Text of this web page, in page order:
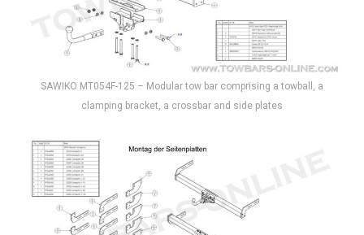
SAWIKO MT054F-125 – Modular tow bar comprising a towball, a
clamping bracket, a crossbar and side plates